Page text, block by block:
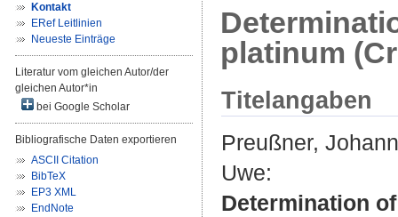
Kontakt
ERef Leitlinien
Neueste Einträge
Literatur vom gleichen Autor/der
gleichen Autor*in
bei Google Scholar
Bibliografische Daten exportieren
ASCII Citation
BibTeX
EP3 XML
EndNote
platinum
Titelangaben
Preußner,
Uwe:
Determination